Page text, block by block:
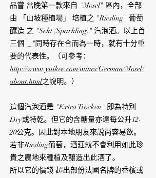
品嘗 當晚第一款來自 "Mosel" 區內，全部
由 「山坡種植場」 培植之 "Riesling" 葡萄
釀造 之 "Sekt (Sparkling)" 汽泡酒。以上首
三個"_"同時存在合而為一時，就有十分重
要的代表性。（可參考：
http://www.yuikee.com/wines/German/Mosel/
about.html之說明。）
這個汽泡酒是 "Extra Trocken" 即為特別
Dry或特乾。但它的含糖量亦達每公升12-
20公克。因此對本地朋友來說尚容易飲。
若非Riesling葡萄，酒莊就不會利用如此珍
貴之農地來種植及釀造出此酒了。
所以它的價錢 超出部份法國名牌的香檳或